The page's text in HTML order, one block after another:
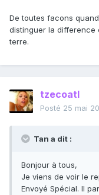
De toutes facons
distinguer la difference
terre.
tzecoatl
Posté 25 mai
Tan a dit :
Bonjour à tous,
Je viens de voir le
Envoyé Spécial. Il